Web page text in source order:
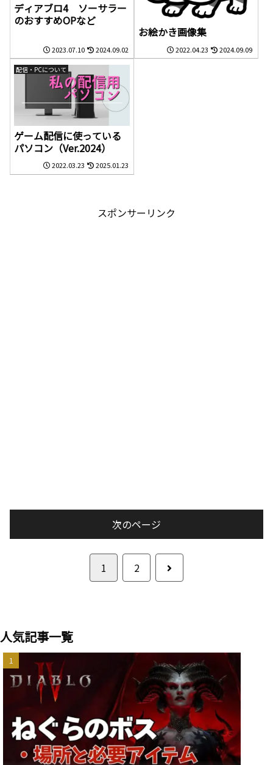
ディアブロ4 ソーサラー
のおすすめOPなど
2023.07.10 2024.09.02
お絵かき画像集
2022.04.23 2024.09.09
配信・PCについて
ゲーム配信に使っている
パソコン（Ver.2024）
2022.03.23 2025.01.23
スポンサーリンク
次のページ
1 2
次
人気記事一覧